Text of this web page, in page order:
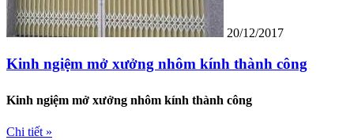
20/12/2017
Kinh ngiệm mở xưởng nhôm kính thành công
Kinh ngiệm mở xưởng nhôm kính thành công
Chi tiết »